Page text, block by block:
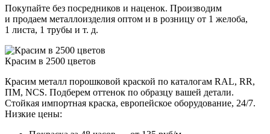
Покупайте без посредников и наценок. Производим
и продаем металлоизделия оптом и в розницу от 1 желоба,
1 листа, 1 трубы и т. д.
Красим в 2500 цветов
Красим металл порошковой краской по каталогам RAL, RR,
ПМ, NCS. Подберем оттенок по образцу вашей детали.
Стойкая импортная краска, европейское оборудование, 24/7.
Низкие цены: